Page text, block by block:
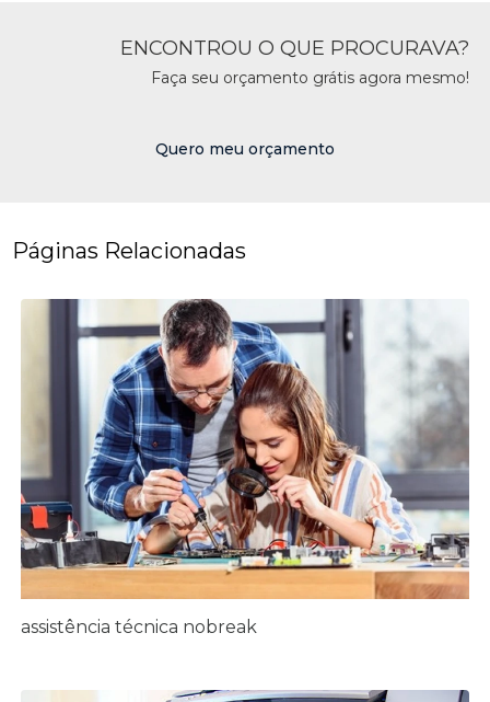
ENCONTROU O QUE PROCURAVA?
Faça seu orçamento grátis agora mesmo!
Quero meu orçamento
Páginas Relacionadas
assistência técnica nobreak